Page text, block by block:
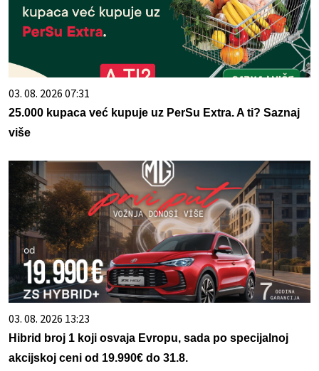
03. 08. 2026 07:31
25.000 kupaca već kupuje uz PerSu Extra. A ti? Saznaj
više
03. 08. 2026 13:23
Hibrid broj 1 koji osvaja Evropu, sada po specijalnoj
akcijskoj ceni od 19.990€ do 31.8.